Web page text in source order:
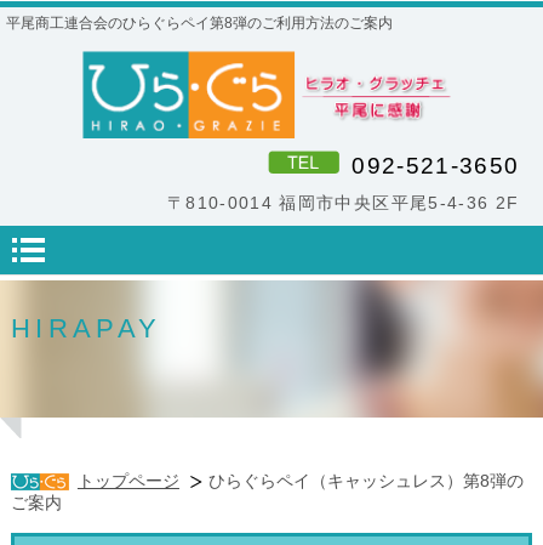
平尾商工連合会のひらぐらペイ第8弾のご利用方法のご案内
092-521-3650
〒810-0014 福岡市中央区平尾5-4-36 2F
HIRAPAY
トップページ
ひらぐらペイ（キャッシュレス）第8弾の
ご案内